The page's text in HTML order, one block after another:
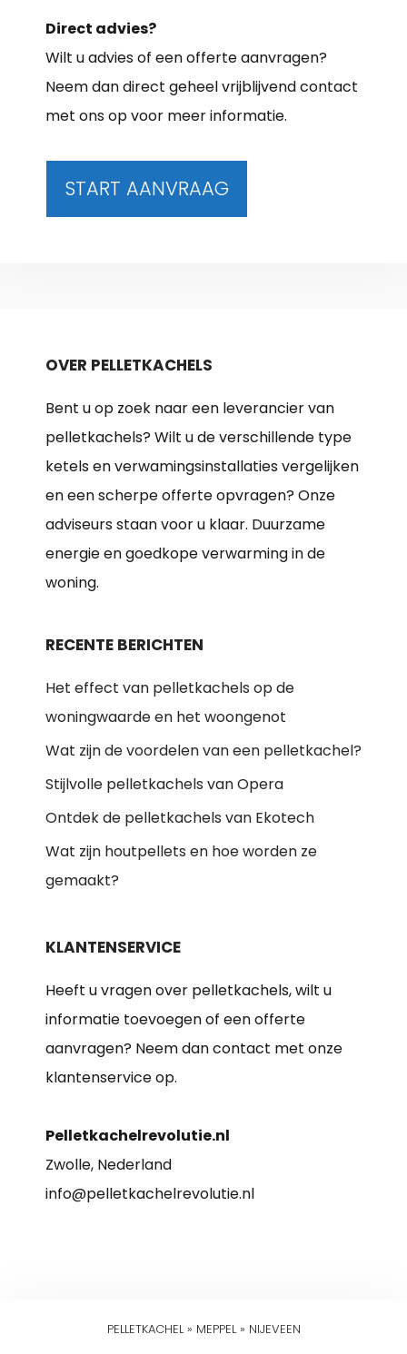
Direct advies?
Wilt u advies of een offerte aanvragen?
Neem dan direct geheel vrijblijvend contact
met ons op voor meer informatie.
START AANVRAAG
OVER PELLETKACHELS
Bent u op zoek naar een leverancier van
pelletkachels? Wilt u de verschillende type
ketels en verwamingsinstallaties vergelijken
en een scherpe offerte opvragen? Onze
adviseurs staan voor u klaar. Duurzame
energie en goedkope verwarming in de
woning.
RECENTE BERICHTEN
Het effect van pelletkachels op de
woningwaarde en het woongenot
Wat zijn de voordelen van een pelletkachel?
Stijlvolle pelletkachels van Opera
Ontdek de pelletkachels van Ekotech
Wat zijn houtpellets en hoe worden ze
gemaakt?
KLANTENSERVICE
Heeft u vragen over pelletkachels, wilt u
informatie toevoegen of een offerte
aanvragen? Neem dan contact met onze
klantenservice op.
Pelletkachelrevolutie.nl
Zwolle, Nederland
info@pelletkachelrevolutie.nl
PELLETKACHEL» MEPPEL» NIJEVEEN